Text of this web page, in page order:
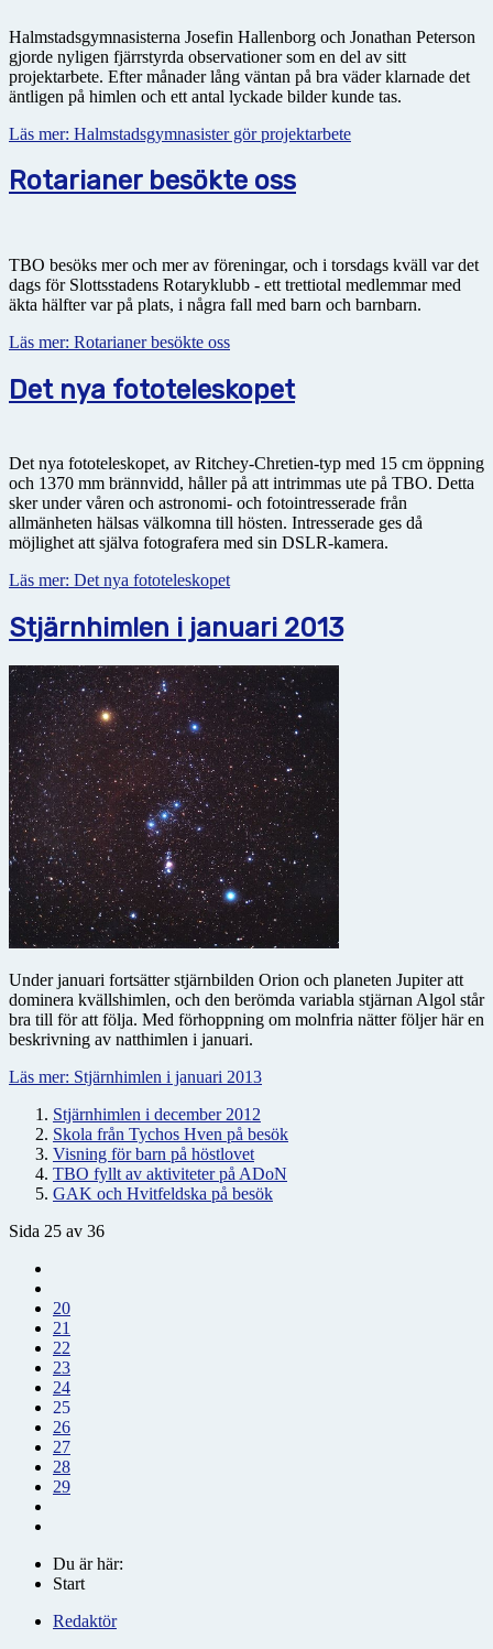
Halmstadsgymnasisterna Josefin Hallenborg och Jonathan Peterson
gjorde nyligen fjärrstyrda observationer som en del av sitt
projektarbete. Efter månader lång väntan på bra väder klarnade det
äntligen på himlen och ett antal lyckade bilder kunde tas.
Läs mer: Halmstadsgymnasister gör projektarbete
Rotarianer besökte oss
TBO besöks mer och mer av föreningar, och i torsdags kväll var det
dags för Slottsstadens Rotaryklubb - ett trettiotal medlemmar med
äkta hälfter var på plats, i några fall med barn och barnbarn.
Läs mer: Rotarianer besökte oss
Det nya fototeleskopet
Det nya fototeleskopet, av Ritchey-Chretien-typ med 15 cm öppning
och 1370 mm brännvidd, håller på att intrimmas ute på TBO. Detta
sker under våren och astronomi- och fotointresserade från
allmänheten hälsas välkomna till hösten. Intresserade ges då
möjlighet att själva fotografera med sin DSLR-kamera.
Läs mer: Det nya fototeleskopet
Stjärnhimlen i januari 2013
Under januari fortsätter stjärnbilden Orion och planeten Jupiter att
dominera kvällshimlen, och den berömda variabla stjärnan Algol står
bra till för att följa. Med förhoppning om molnfria nätter följer här en
beskrivning av natthimlen i januari.
Läs mer: Stjärnhimlen i januari 2013
Stjärnhimlen i december 2012
Skola från Tychos Hven på besök
Visning för barn på höstlovet
TBO fyllt av aktiviteter på ADoN
GAK och Hvitfeldska på besök
Sida 25 av 36
20
21
22
23
24
25
26
27
28
29
Du är här:
Start
Redaktör